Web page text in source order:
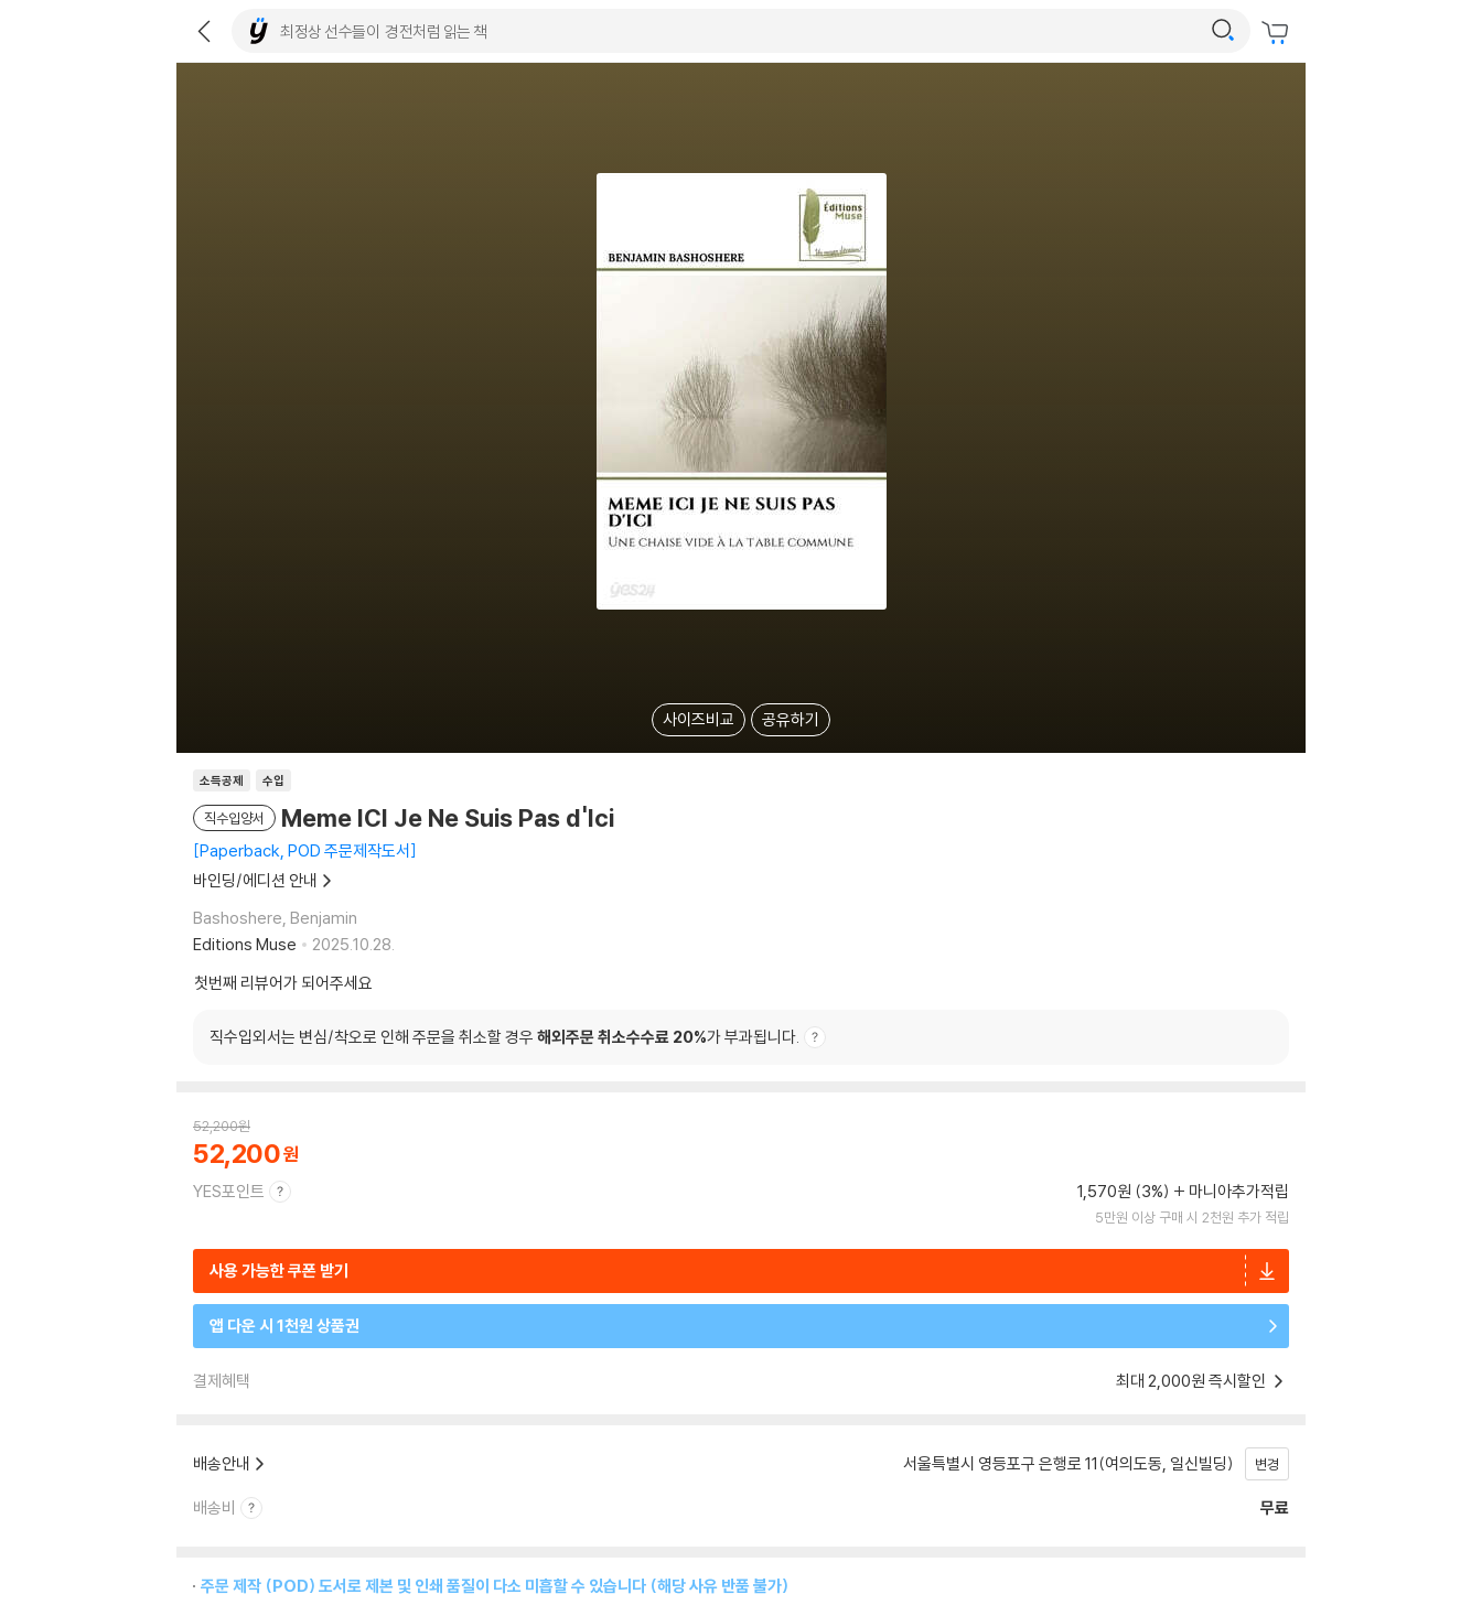
사이즈비교 공유하기
소득공제 수입
직수입양서 Meme ICI Je Ne Suis Pas d'Ici
Paperback, POD 주문제작도서
바인딩/에디션 안내
Bashoshere, Benjamin
Editions Muse
2025.10.28.
첫번째 리뷰어가 되어주세요
직수입외서는 변심/착오로 인해 주문을 취소할 경우 해외주문 취소수수료 20%가 부과됩니다.
52,200원
52,200
YES포인트 1,570원 (3%) 마니아추가적립
5만원 이상 구매 시 2천원 추가 적립
사용 가능한 쿠폰 받기
앱 다운 시 1천원 상품권
결제혜택 최대 2,000원 즉시할인
배송안내 서울특별시 영등포구 은행로 11(여의도동, 일신빌딩) 변경
배송비 무료
주문 제작 (POD) 도서로 제본 및 인쇄 품질이 다소 미흡할 수 있습니다 (해당 사유 반품 불가)